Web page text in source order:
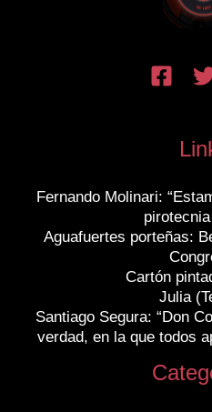
Fernando Molinari:
Aguafuertes porteñas:
Cartón
Julia
Santiago Segura: “Don
verdad, en la que todos